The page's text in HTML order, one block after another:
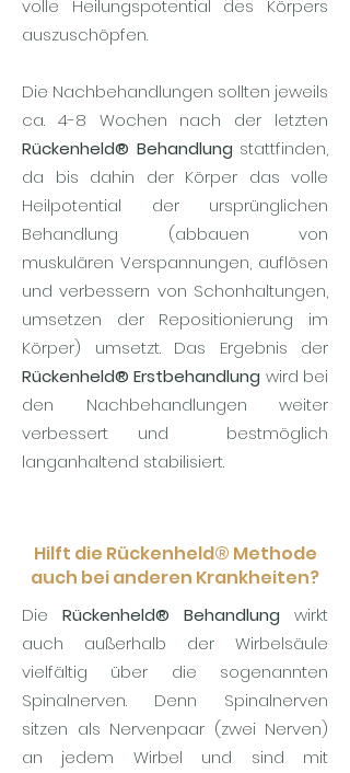
volle Heilungspotential des Körpers
auszuschöpfen.
Die Nachbehandlungen sollten jeweils
ca. 4-8 Wochen nach der letzten
Rückenheld® Behandlung stattfinden,
da bis dahin der Körper das volle
Heilpotential der ursprünglichen
Behandlung (abbauen von
muskulären Verspannungen, auflösen
und verbessern von Schonhaltungen,
umsetzen der Repositionierung im
Körper) umsetzt. Das Ergebnis der
Rückenheld® Erstbehandlung wird bei
den Nachbehandlungen weiter
verbessert und bestmöglich
langanhaltend stabilisiert.
Hilft die Rückenheld® Methode
auch bei anderen Krankheiten?
Die Rückenheld® Behandlung wirkt
auch außerhalb der Wirbelsäule
vielfältig über die sogenannten
Spinalnerven. Denn Spinalnerven
sitzen als Nervenpaar (zwei Nerven)
an jedem Wirbel und sind mit